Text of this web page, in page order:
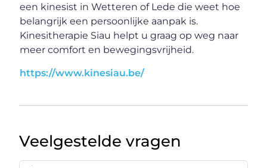
een kinesist in Wetteren of Lede die weet hoe
belangrijk een persoonlijke aanpak is.
Kinesitherapie Siau helpt u graag op weg naar
meer comfort en bewegingsvrijheid.
https://www.kinesiau.be/
Veelgestelde vragen